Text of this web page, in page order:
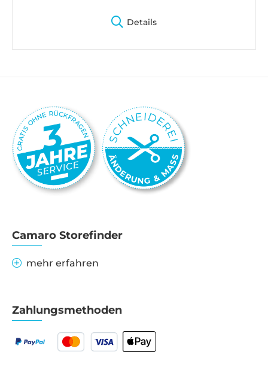
Details
Camaro Storefinder
mehr erfahren
Zahlungsmethoden